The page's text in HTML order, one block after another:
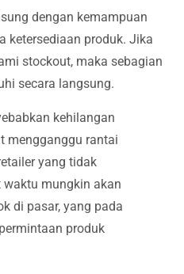
dengan kemampuan
ketersediaan produk. Jika
stockout, maka sebagian
secara langsung.
kehilangan
mengganggu rantai
yang tidak
mungkin akan
di pasar, yang pada
produk